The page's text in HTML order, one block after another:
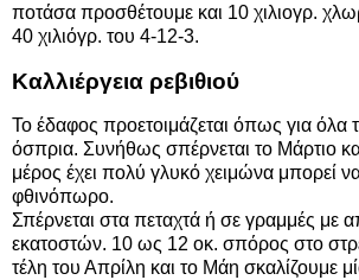
ποτάσα προσθέτουμε και 10 χιλιογρ.
40 χιλιόγρ. του 4-12-3.
Καλλιέργεια ρεβιθιού
Το έδαφος προετοιμάζεται όπως για όλα
όσπρια. Συνήθως σπέρνεται το Μάρτιο
μέρος έχει πολύ γλυκό χειμώνα μπορεί
φθινόπωρο.
Σπέρνεται στα πεταχτά ή σε γραμμές με
εκατοστών. 10 ως 12 οκ. σπόρος στο
τέλη του Απρίλη και το Μάη σκαλίζουμε